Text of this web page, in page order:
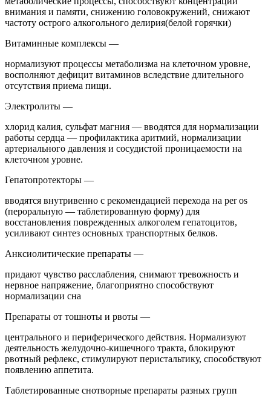
внимания и памяти, снижению головокружений, снижают
частоту острого алкогольного делирия(белой горячки)
Витаминные комплексы —
нормализуют процессы метаболизма на клеточном уровне,
восполняют дефицит витаминов вследствие длительного
отсутствия приема пищи.
Электролиты —
хлорид калия, сульфат магния — вводятся для нормализации
работы сердца — профилактика аритмий, нормализации
артериального давления и сосудистой проницаемости на
клеточном уровне.
Гепатопротекторы —
вводятся внутривенно с рекомендацией перехода на per os
(пероральную — таблетированную форму) для
восстановления поврежденных алкоголем гепатоцитов,
усиливают синтез основных транспортных белков.
Анксиолитические препараты —
придают чувство расслабления, снимают тревожность и
нервное напряжение, благоприятно способствуют
нормализации сна
Препараты от тошноты и рвоты —
центрального и периферического действия. Нормализуют
деятельность желудочно-кишечного тракта, блокируют
рвотный рефлекс, стимулируют перистальтику, способствуют
появлению аппетита.
Таблетированные снотворные препараты разных групп